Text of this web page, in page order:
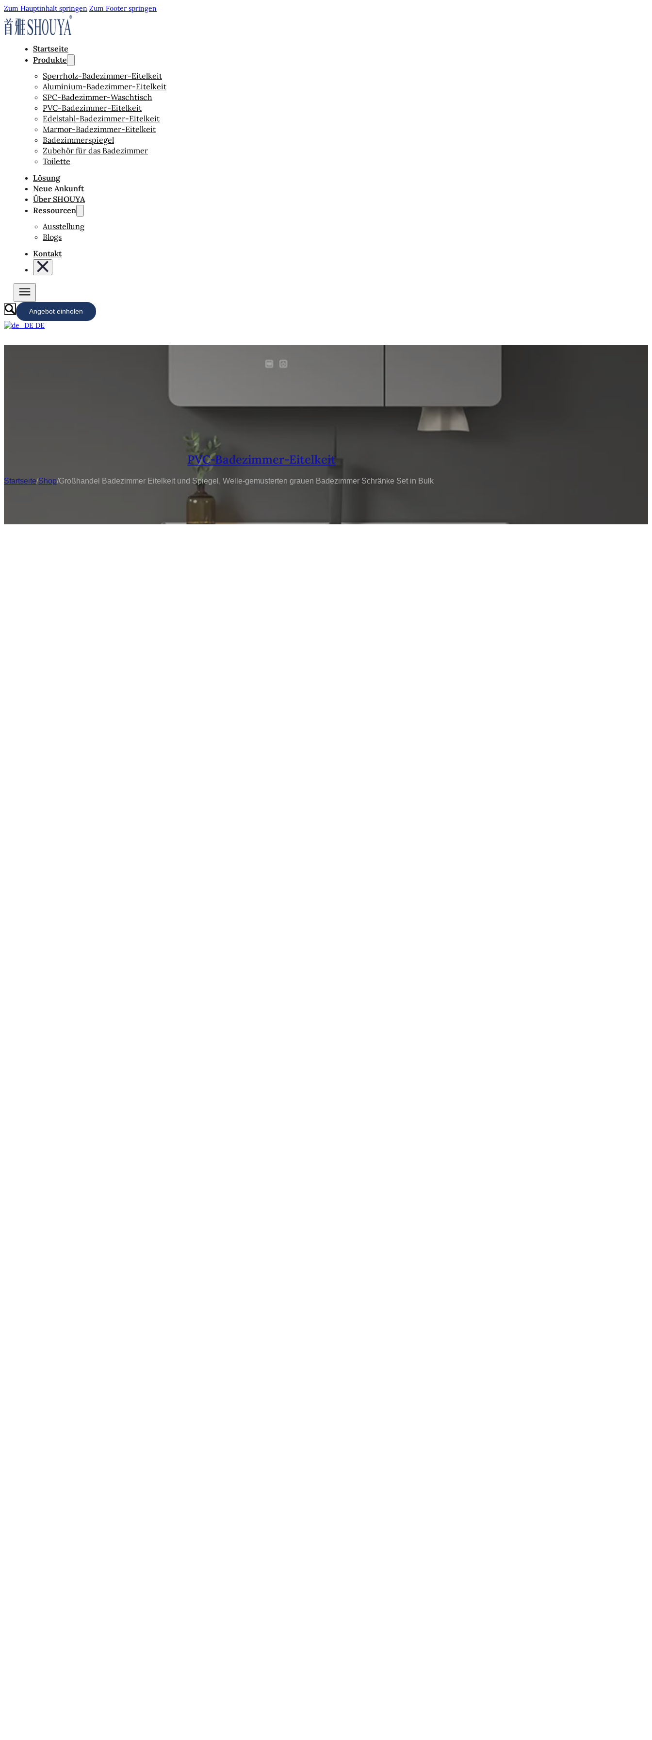
Zum Hauptinhalt springen Zum Footer springen
Startseite
Produkte
Sperrholz-Badezimmer-Eitelkeit
Aluminium-Badezimmer-Eitelkeit
SPC-Badezimmer-Waschtisch
PVC-Badezimmer-Eitelkeit
Edelstahl-Badezimmer-Eitelkeit
Marmor-Badezimmer-Eitelkeit
Badezimmerspiegel
Zubehör für das Badezimmer
Toilette
Lösung
Neue Ankunft
Über SHOUYA
Ressourcen
Ausstellung
Blogs
Kontakt
Angebot einholen
DE
PVC-Badezimmer-Eitelkeit
Startseite/Shop/Großhandel Badezimmer Eitelkeit und Spiegel, Welle-gemusterten grauen Badezimmer Schränke Set in Bulk